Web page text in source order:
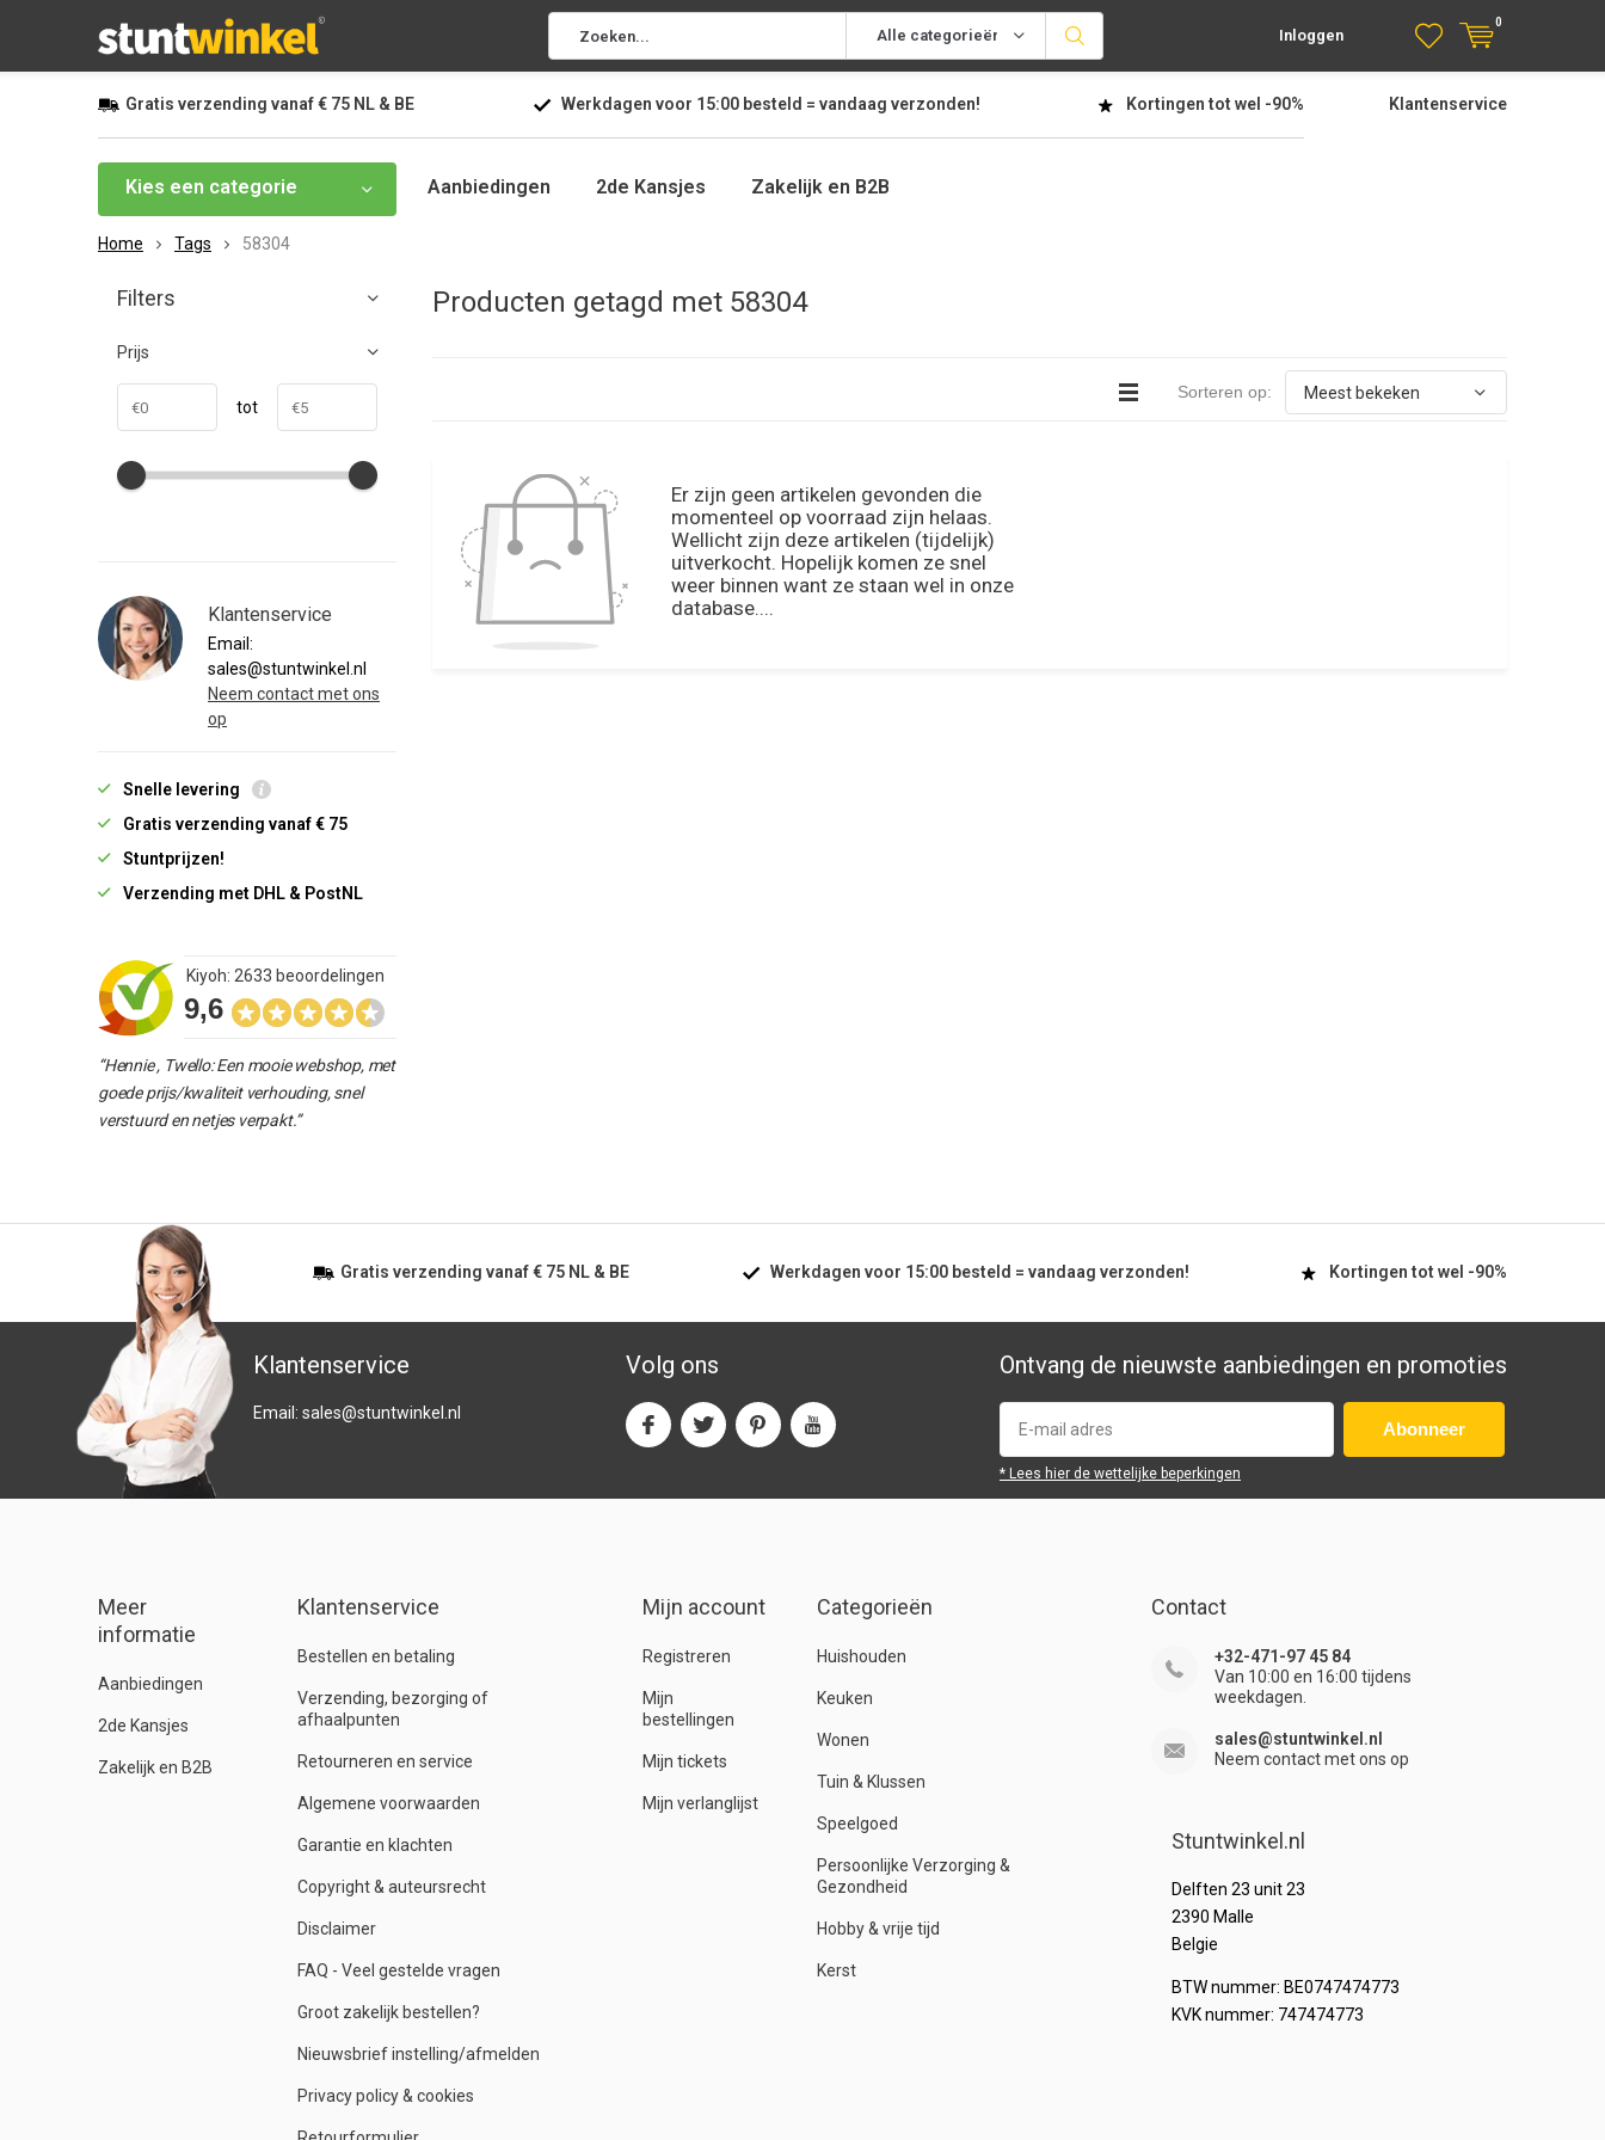
Alle categorieën Inloggen
0
Gratis verzending vanaf€ 75 NL & BE Werkdagen voor 15:00besteld = vandaag verzonden! Kortingen tot wel -90% Klantenservice
Kies een categorie Aanbiedingen 2de Kansjes Zakelijk en B2B
Home Tags 58304
Producten getagd met 58304
Sorteren op:
Er zijn geen artikelen gevonden die
momenteel op voorraad zijn helaas.
Wellicht zijn deze artikelen (tijdelijk)
uitverkocht. Hopelijk komen ze snel
weer binnen want ze staan wel in onze
database....
Filters
Prijs
tot
Klantenservice
Email:
sales@stuntwinkel.nl
Neem contact met ons
op
Snelle levering
Gratis verzending vanaf € 75
Stuntprijzen!
Verzending met DHL & PostNL
9,6
Kiyoh: 2633 beoordelingen
“Hennie , Twello: Een mooie webshop, met
goede prijs/kwaliteit verhouding, snel
verstuurd en netjes verpakt.”
Gratis verzending vanaf€ 75 NL & BE Werkdagen voor 15:00besteld = vandaag verzonden! Kortingen tot wel -90%
Klantenservice
Email: sales@stuntwinkel.nl
Volg ons Ontvang de nieuwste aanbiedingen en promoties
Abonneer
* Lees hier de wettelijke beperkingen
Meer
informatie
Aanbiedingen
2de Kansjes
Zakelijk en B2B
Klantenservice
Bestellen en betaling
Verzending, bezorging of
afhaalpunten
Retourneren en service
Algemene voorwaarden
Garantie en klachten
Copyright & auteursrecht
Disclaimer
FAQ - Veel gestelde vragen
Groot zakelijk bestellen?
Nieuwsbrief instelling/afmelden
Privacy policy & cookies
Mijn account
Registreren
Mijn
bestellingen
Mijn tickets
Mijn verlanglijst
Categorieën
Huishouden
Keuken
Wonen
Tuin & Klussen
Speelgoed
Persoonlijke Verzorging &
Gezondheid
Hobby & vrije tijd
Kerst
Contact
+32-471-97 45 84
Van 10:00 en 16:00 tijdens
weekdagen.
sales@stuntwinkel.nl
Neem contact met ons op
Stuntwinkel.nl
Delften 23 unit 23
2390 Malle
Belgie
BTW nummer: BE0747474773
KVK nummer: 747474773